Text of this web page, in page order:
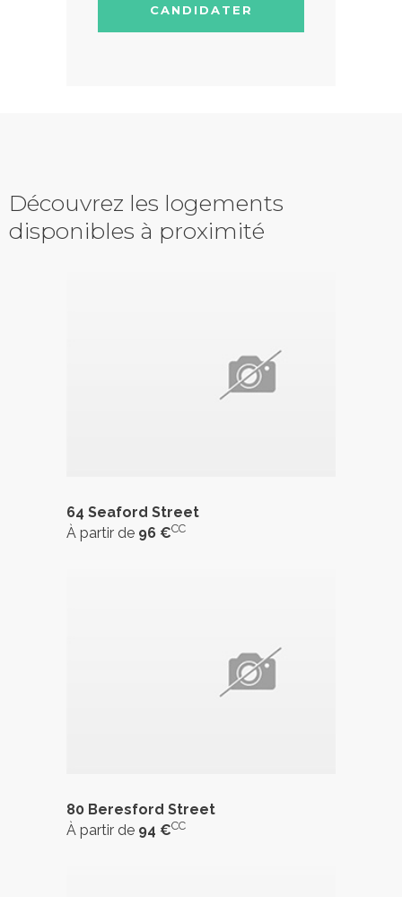
CANDIDATER
Découvrez les logements
disponibles à proximité
64 Seaford Street
À partir de 96 €CC
80 Beresford Street
À partir de 94 €CC